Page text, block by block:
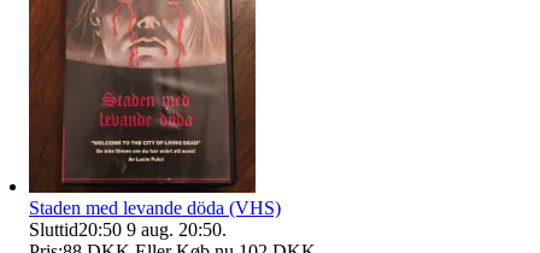
Staden med levande döda (VHS)
Sluttid20:50 9 aug. 20:50.